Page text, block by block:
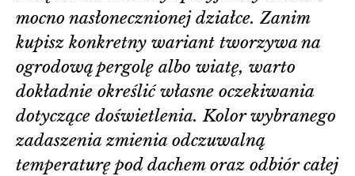
mocno nasłonecznionej działce. Zanim
kupisz konkretny wariant tworzywa na
ogrodową pergolę albo wiatę, warto
dokładnie określić własne oczekiwania
dotyczące doświetlenia. Kolor wybranego
zadaszenia zmienia odczuwalną
temperaturę pod dachem oraz odbiór całej